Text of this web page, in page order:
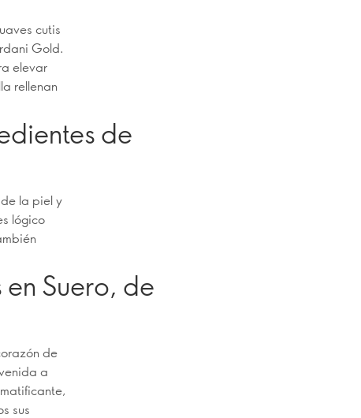
cutis
Gold.
elevar
rellenan
de
la piel y
lógico
Suero, de
de
a
sus